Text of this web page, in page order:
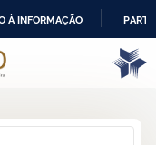
À INFORMAÇÃO